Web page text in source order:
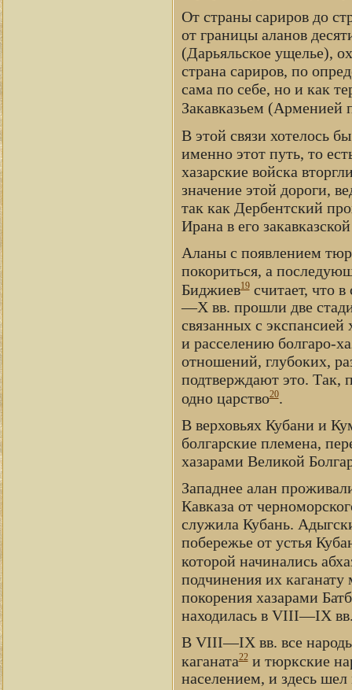
От страны сариров до
от границы аланов
(Дарьяльское ущелье),
страна сариров, по
сама по себе, но и как
Закавказьем (Арменией
В этой связи хотелось
именно этот путь, то
хазарские войска
значение этой дороги,
так как Дербентский
Ирана в его
Аланы с появлением
покориться, а
Биджиев19считает, что
—X вв. прошли две
связанных с экспансией
и расселению болгаро-
отношений, глубоких,
подтверждают это. Так,
одно царство20.
В верховьях Кубани и
болгарские племена,
хазарами Великой
Западнее алан
Кавказа от
служила Кубань.
побережье от устья
которой начинались
подчинения их
покорения хазарами
находилась в VIII—IX
В VIII—IX вв. все народы
каганата22и тюркские
населением, и здесь